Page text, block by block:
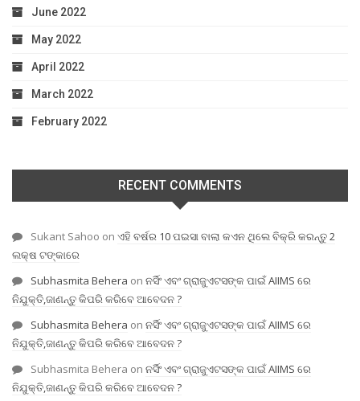
June 2022
May 2022
April 2022
March 2022
February 2022
RECENT COMMENTS
Sukant Sahoo on ଏହି ବର୍ଷର 10 ପଇସା ବାଲା କଏନ ଥିଲେ ବିକ୍ରି କରନ୍ତୁ 2
ଲକ୍ଷ ଟଙ୍କାରେ
Subhasmita Behera on ନର୍ସିଂ ଏବଂ ଗ୍ରାଜୁଏଟସଙ୍କ ପାଇଁ AIIMS ରେ
ନିଯୁକ୍ତି,ଜାଣନ୍ତୁ କିପରି କରିବେ ଆବେଦନ ?
Subhasmita Behera on ନର୍ସିଂ ଏବଂ ଗ୍ରାଜୁଏଟସଙ୍କ ପାଇଁ AIIMS ରେ
ନିଯୁକ୍ତି,ଜାଣନ୍ତୁ କିପରି କରିବେ ଆବେଦନ ?
Subhasmita Behera on ନର୍ସିଂ ଏବଂ ଗ୍ରାଜୁଏଟସଙ୍କ ପାଇଁ AIIMS ରେ
ନିଯୁକ୍ତି,ଜାଣନ୍ତୁ କିପରି କରିବେ ଆବେଦନ ?